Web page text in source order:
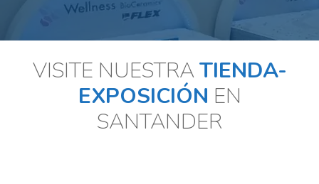
VISITE NUESTRATIENDA-
EXPOSICIÓN EN
SANTANDER